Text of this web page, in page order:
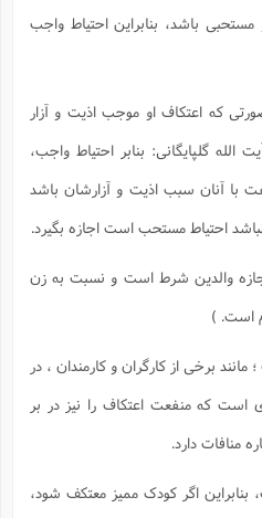
باشد، بنابراین احتیاط واجب
که اعتکاف او موجب اذیت و آزار
گلپایگانى: بنابر احتیاط واجب،
با آنان سبب اذیت و آزارشان باشد
احتیاط مستحب است اجازه بگیرد.
والدین شرط است و نسبت به زن
است. )
برخى از کارگران و کارمندان ، در
است که منفعت اعتکاف را نیز در بر
منافات دارد.
اگر کودک ممیز معتکف شود،